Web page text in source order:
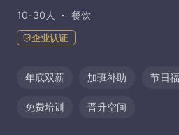
10-30人 餐饮
企业认证
年底双薪 加班补助 节日
免费培训 晋升空间